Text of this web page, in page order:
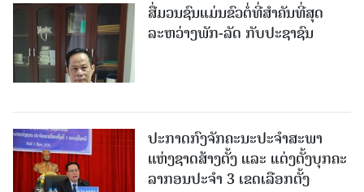
ສື່ມວນຊົນແມ່ນຂົວຕໍ່ທີ່ສໍາຄັນທີ່ສຸດ
ລະຫວ່າງພັກ-ລັດ ກັບປະຊາຊົນ
ປະກາດກົງຈັກຄະນະປະຈໍາສະພາ
ແຫ່ງຊາດສ້າງຕັ້ງ ແລະ ແຕ່ງຕັ້ງບຸກຄະ
ລາກອນປະຈໍາ 3 ເຂດເລືອກຕັ້ງ